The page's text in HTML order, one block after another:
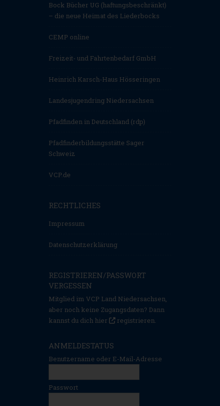
Bock Bücher UG (haftungsbeschränkt)
– die neue Heimat des Liederbocks
CEMP online
Freizeit- und Fahrtenbedarf GmbH
Heinrich Karsch-Haus Hösseringen
Landesjugendring Niedersachsen
Pfadfinden in Deutschland (rdp)
Pfadfinderbildungsstätte Sager
Schweiz
VCP.de
RECHTLICHES
Impressum
Datenschutzerklärung
REGISTRIEREN/PASSWORT
VERGESSEN
Mitglied im VCP Land Niedersachsen,
aber noch keine Zugangsdaten? Dann
kannst du dich hier
registrieren.
ANMELDESTATUS
Benutzername oder E-Mail-Adresse
Passwort